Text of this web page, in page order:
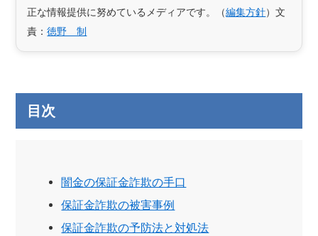
正な情報提供に努めているメディアです。（編集方針）文
責：徳野 制
目次
闇金の保証金詐欺の手口
保証金詐欺の被害事例
保証金詐欺の予防法と対処法